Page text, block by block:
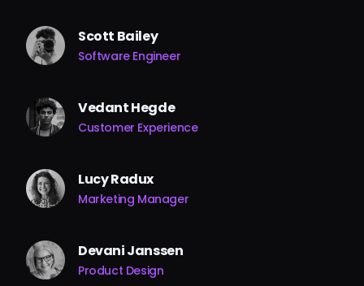
Scott Bailey
Software Engineer
Vedant Hegde
Customer Experience
Lucy Radux
Marketing Manager
Devani Janssen
Product Design